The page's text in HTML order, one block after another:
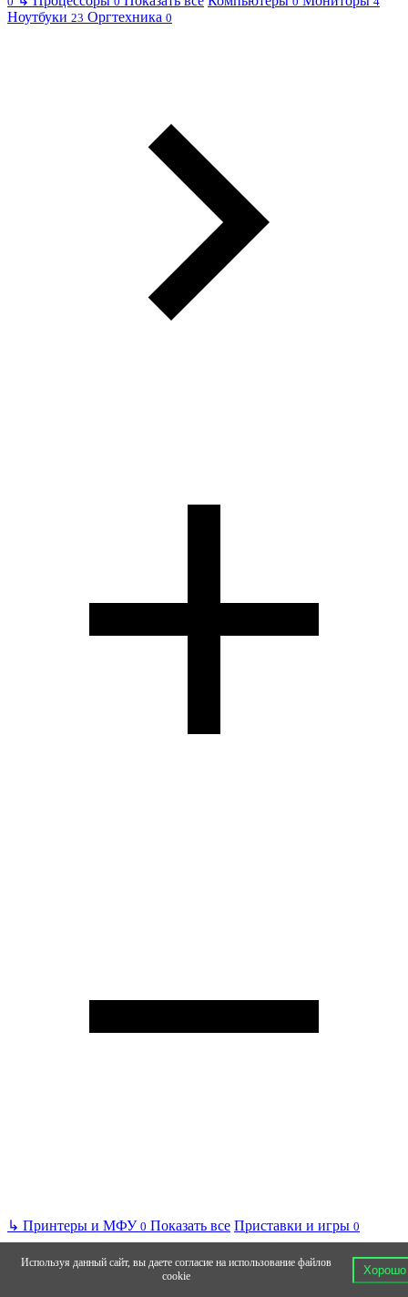
Ноутбуки 23 Оргтехника 0
↳ Принтеры и МФУ 0 Показать все Приставки и игры 0
Используя данный сайт, вы даете согласие на использование файлов
cookie
Хорошо